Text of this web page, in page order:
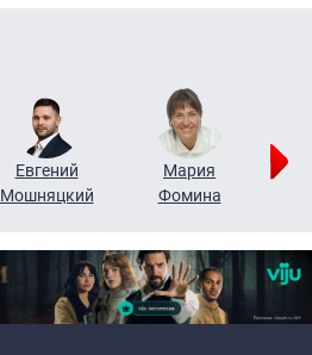
Евгений
Мошняцкий
Мария
Фомина